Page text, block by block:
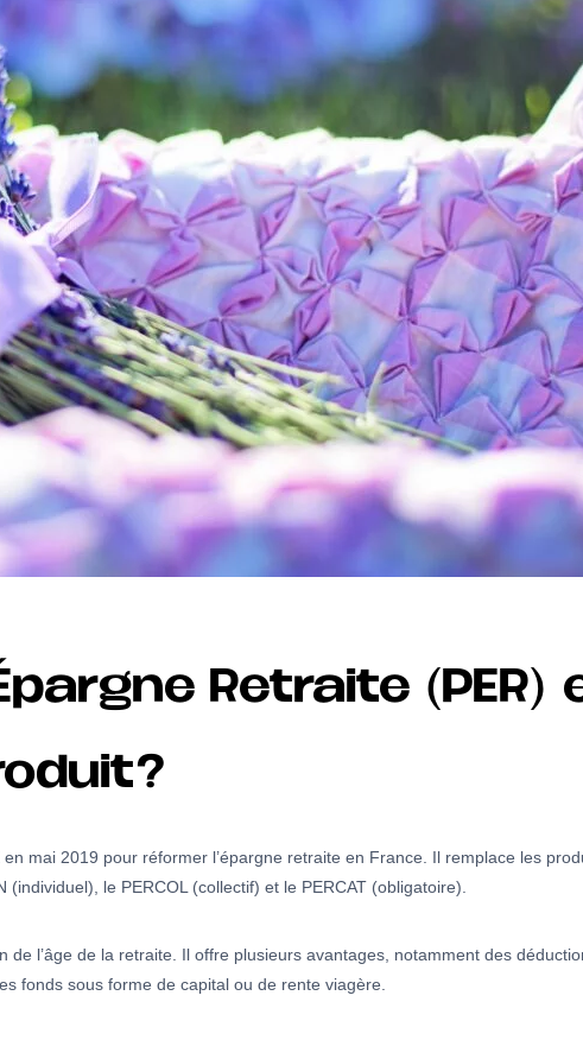
Retraite (PER)
mai 2019 pour réformer l’épargne retraite en France. Il remplace les
le PERCOL (collectif) et le PERCAT (obligatoire).
de l’âge de la retraite. Il offre plusieurs avantages, notamment des
fonds sous forme de capital ou de rente viagère.